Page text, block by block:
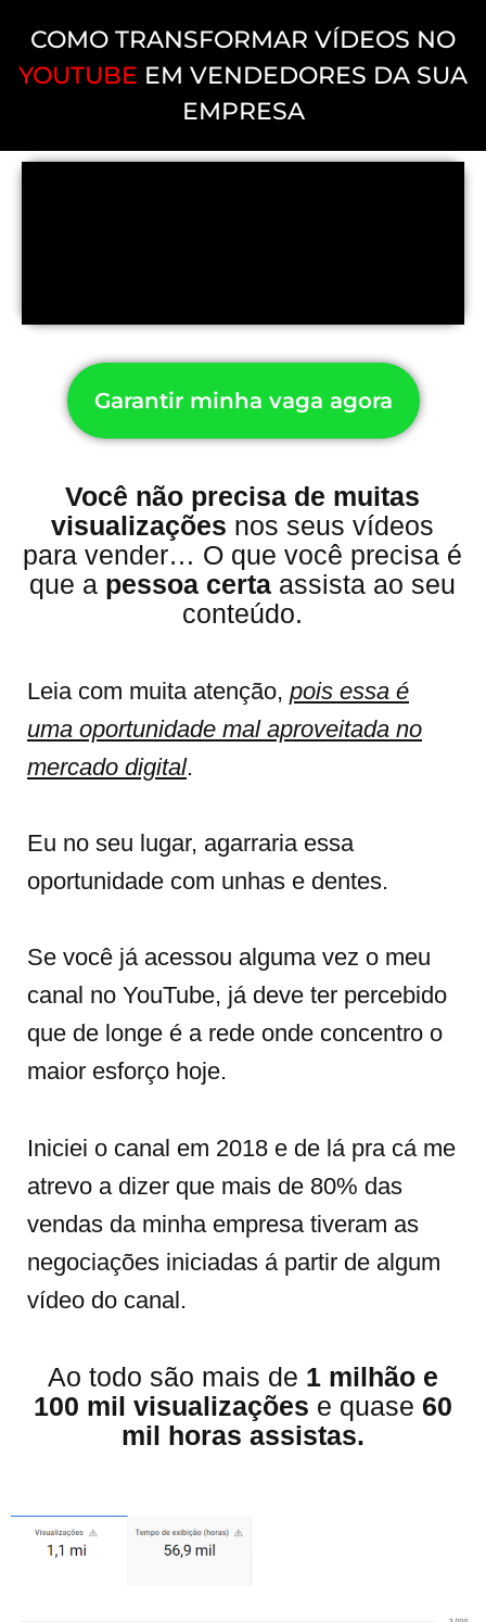
COMO TRANSFORMAR VÍDEOS NO
YOUTUBE EM VENDEDORES DA SUA
EMPRESA
Garantir minha vaga agora
Você não precisa de muitas
visualizações nos seus vídeos
para vender… O que você precisa é
que a pessoa certa assista ao seu
conteúdo.
Leia com muita atenção, pois essa é
uma oportunidade mal aproveitada no
mercado digital.
Eu no seu lugar, agarraria essa
oportunidade com unhas e dentes.
Se você já acessou alguma vez o meu
canal no YouTube, já deve ter percebido
que de longe é a rede onde concentro o
maior esforço hoje.
Iniciei o canal em 2018 e de lá pra cá me
atrevo a dizer que mais de 80% das
vendas da minha empresa tiveram as
negociações iniciadas á partir de algum
vídeo do canal.
Ao todo são mais de 1 milhão e
100 mil visualizações e quase 60
mil horas assistas.